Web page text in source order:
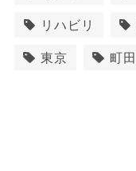
リハビリ
東京 町田